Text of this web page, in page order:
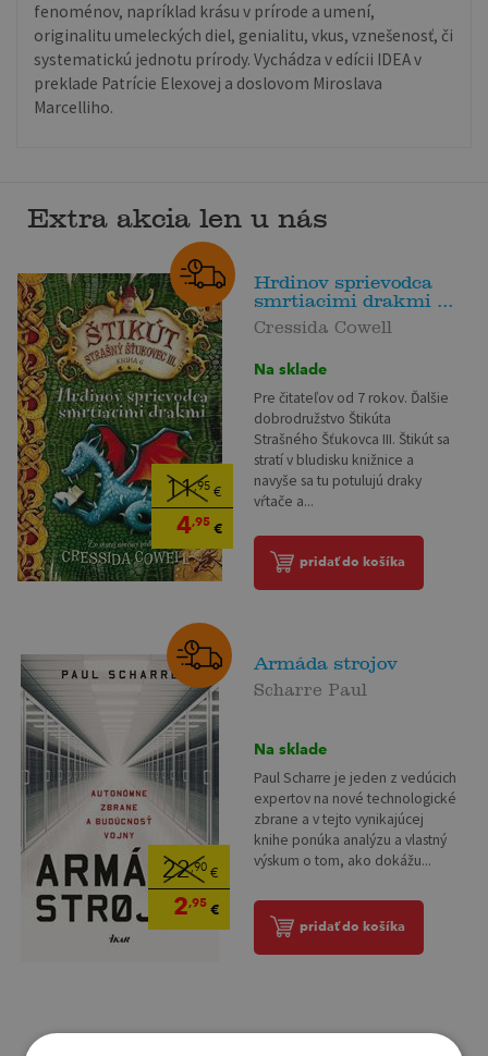
fenoménov, napríklad krásu v prírode a umení,
originalitu umeleckých diel, genialitu, vkus, vznešenosť, či
systematickú jednotu prírody. Vychádza v edícii IDEA v
preklade Patrície Elexovej a doslovom Miroslava
Marcelliho.
Extra akcia len u nás
11,95€
4,95€
Hrdinov sprievodca
smrtiacimi drakmi ...
Cressida Cowell
Na sklade
Pre čitateľov od 7 rokov. Ďalšie
dobrodružstvo Štikúta
Strašného Šťukovca III. Štikút sa
stratí v bludisku knižnice a
navyše sa tu potulujú draky
vŕtače a...
pridať do košíka
22,90€
2,95€
Armáda strojov
Scharre Paul
Na sklade
Paul Scharre je jeden z vedúcich
expertov na nové technologické
zbrane a v tejto vynikajúcej
knihe ponúka analýzu a vlastný
výskum o tom, ako dokážu...
pridať do košíka